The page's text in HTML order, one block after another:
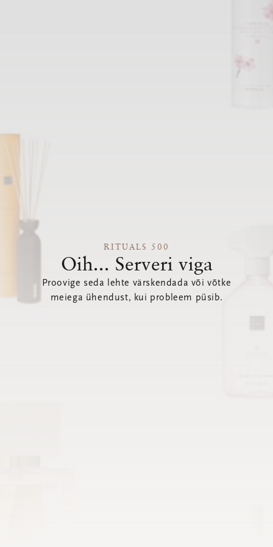
RITUALS 500
Oih... Serveri viga
Proovige seda lehte värskendada või võtke
meiega ühendust, kui probleem püsib.